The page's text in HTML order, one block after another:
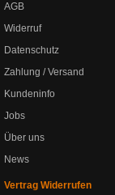
AGB
Widerruf
Datenschutz
Zahlung / Versand
Kundeninfo
Jobs
Über uns
News
Vertrag Widerrufen